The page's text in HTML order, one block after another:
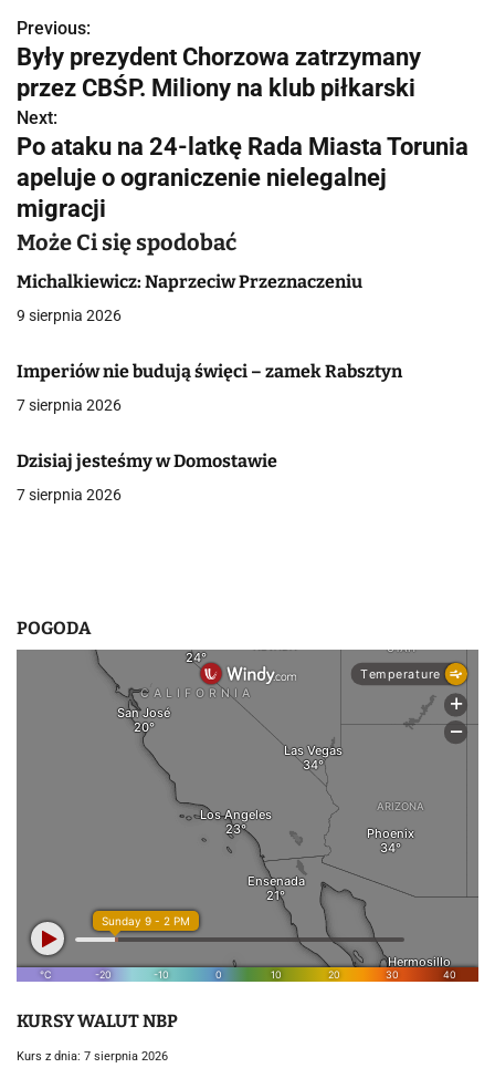
N
a
w
i
g
a
c
j
a
w
p
i
Previous:
Były prezydent Chorzowa zatrzymany
przez CBŚP. Miliony na klub piłkarski
Next:
Po ataku na 24-latkę Rada Miasta Torunia
apeluje o ograniczenie nielegalnej
migracji
Może Ci się spodobać
Michalkiewicz: Naprzeciw Przeznaczeniu
9 sierpnia 2026
Imperiów nie budują święci – zamek Rabsztyn
7 sierpnia 2026
Dzisiaj jesteśmy w Domostawie
7 sierpnia 2026
POGODA
KURSY WALUT NBP
Kurs z dnia: 7 sierpnia 2026